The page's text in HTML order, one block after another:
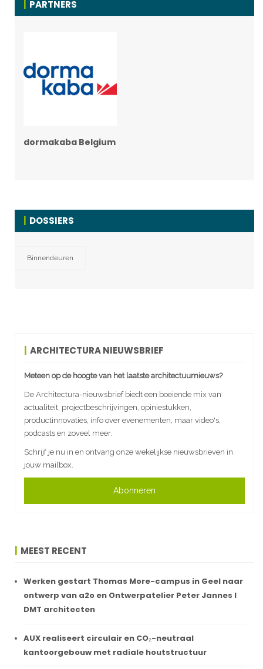
PARTNERS
dormakaba Belgium
DOSSIERS
Binnendeuren
ARCHITECTURA NIEUWSBRIEF
Meteen op de hoogte van het laatste architectuurnieuws?
De Architectura-nieuwsbrief biedt een boeiende mix van
actualiteit, projectbeschrijvingen, opiniestukken,
productinnovaties, info over evenementen, maar video's,
podcasts en zoveel meer.
Schrijf je nu in en ontvang onze wekelijkse nieuwsbrieven in
jouw mailbox.
Abonneren
MEEST RECENT
Werken gestart Thomas More-campus in Geel naar
ontwerp van a2o en Ontwerpatelier Peter Jannes I
DMT architecten
AUX realiseert circulair en CO₂-neutraal
kantoorgebouw met radiale houtstructuur